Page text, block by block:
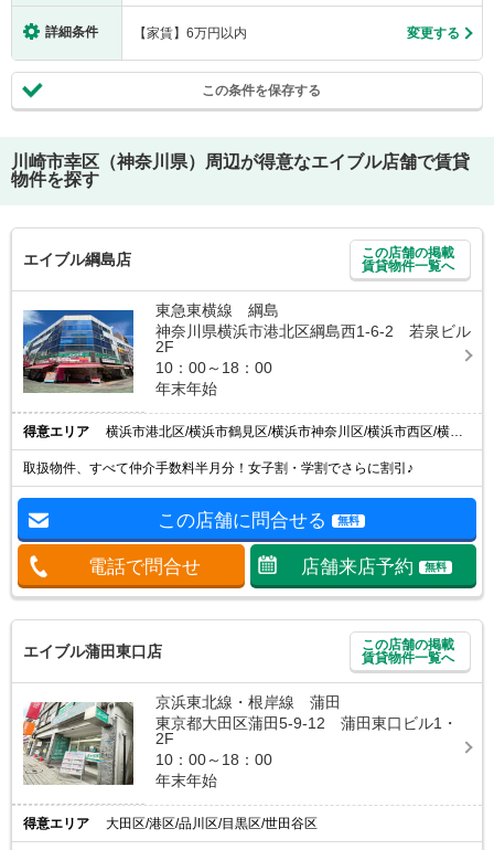
詳細条件 【家賃】6万円以内 変更する
この条件を保存する
川崎市幸区（神奈川県）
周辺が得意なエイブル店舗で賃貸
物件を探す
エイブル綱島店
この店舗の掲載
賃貸物件一覧へ
東急東横線 綱島
神奈川県横浜市港北区綱島西1-6-2 若泉ビル
2F
10：00～18：00
年末年始
得意エリア 横浜市港北区/横浜市鶴見区/横浜市神奈川区/横浜市西区/横浜市緑区
取扱物件、すべて仲介手数料半月分！女子割・学割でさらに割引♪
この店舗に問合せる 無料
電話で問合せ 店舗来店予約 無料
エイブル蒲田東口店
この店舗の掲載
賃貸物件一覧へ
京浜東北線・根岸線 蒲田
東京都大田区蒲田5-9-12 蒲田東口ビル1・
2F
10：00～18：00
年末年始
得意エリア 大田区/港区/品川区/目黒区/世田谷区